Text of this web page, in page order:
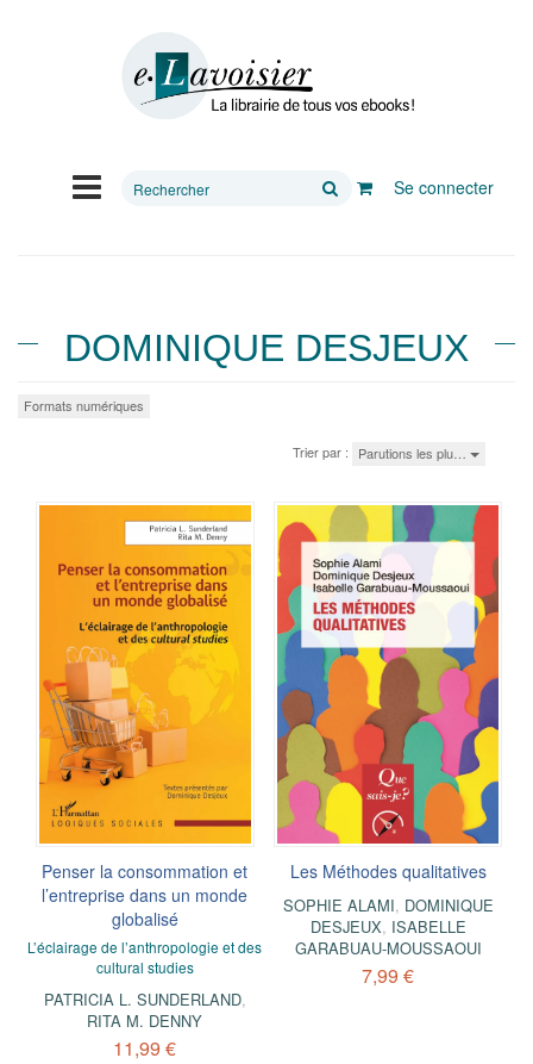
Rechercher
Se connecter
DOMINIQUE DESJEUX
Formats numériques
Trier par : Parutions les plu…
Penser la consommation et
l’entreprise dans un monde
globalisé
L’éclairage de l’anthropologie et des
cultural studies
PATRICIA L. SUNDERLAND,
RITA M. DENNY
11,99 €
Les Méthodes qualitatives
SOPHIE ALAMI, DOMINIQUE
DESJEUX, ISABELLE
GARABUAU-MOUSSAOUI
7,99 €